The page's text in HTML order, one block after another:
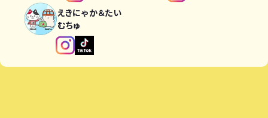
えきにゃか＆たい
むちゅ